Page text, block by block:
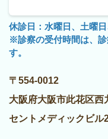
休診日：水曜日、土曜
※診察の受付時間は、
す。
〒554-0012
大阪府大阪市此花区西
セントメディックビル